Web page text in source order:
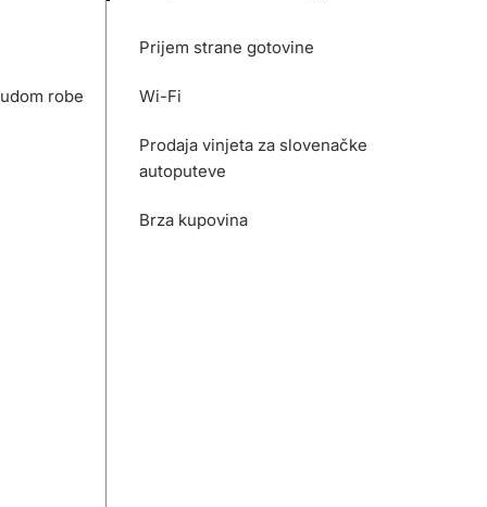
robe
Prijem strane gotovine
Wi-Fi
Prodaja vinjeta za slovenačke
autoputeve
Brza kupovina